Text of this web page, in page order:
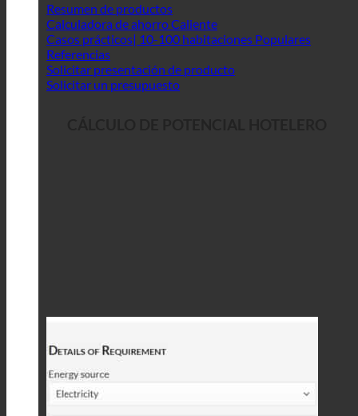
Resumen de productos
Calculadora de ahorro
Casos prácticos| 10-100 habitaciones
Referencias
Solicitar presentación de producto
Solicitar un presupuesto